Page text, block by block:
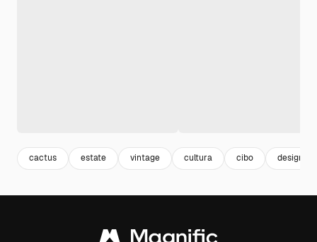
cactus estate vintage cultura cibo design